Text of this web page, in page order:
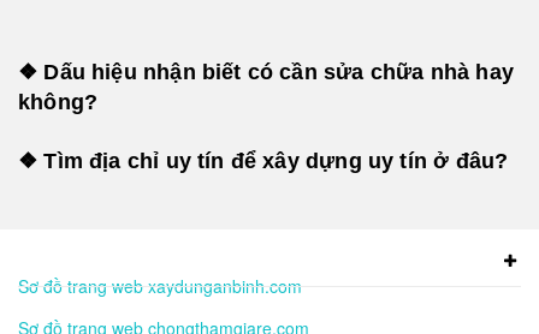
❖ Dấu hiệu nhận biết có cần sửa chữa nhà hay
không?
❖ Tìm địa chỉ uy tín để xây dựng uy tín ở đâu?
Sơ đồ trang web xaydunganbinh.com
Sơ đồ trang web chongthamgiare.com